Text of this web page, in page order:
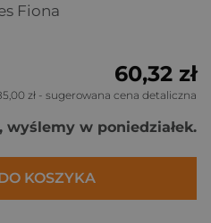
Fiona
60,32 zł
zł - sugerowana cena detaliczna
wyślemy w poniedziałek.
KOSZYKA